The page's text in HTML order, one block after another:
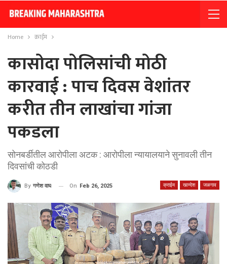
Home क्राईम
कासोदा पोलिसांची मोठी
कारवाई : पाच दिवस वेशांतर
करीत तीन लाखांचा गांजा
पकडला
सोनबर्डीतील आरोपीला अटक : आरोपीला न्यायालयाने सुनावली तीन
दिवसांची कोठडी
क्राईम खान्देश जळगाव
By गणेश वाघ On Feb 26, 2025